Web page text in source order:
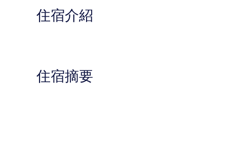
住宿介紹
住宿摘要